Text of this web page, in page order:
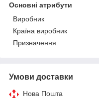
Основні атрибути
Виробник
Країна виробник
Призначення
Умови доставки
Нова Пошта